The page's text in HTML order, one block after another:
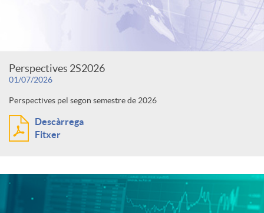
Perspectives 2S2026
01/07/2026
Perspectives pel segon semestre de 2026
Descàrrega
Fitxer